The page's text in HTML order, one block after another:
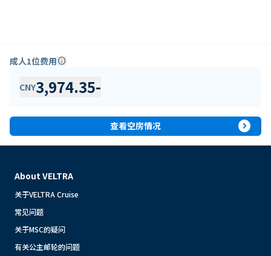
成人1位费用info
CNY3,974.35-
查看空房情况 expand_circle_right
About VELTRA
关于VELTRA Cruise
常见问题
关于MSC的疑问
有关公主邮轮的问题